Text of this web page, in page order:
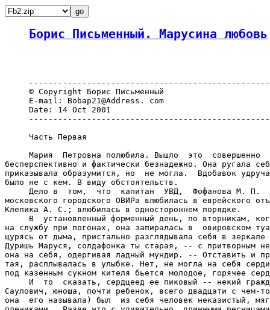
Борис Письменный. Марусина любовь